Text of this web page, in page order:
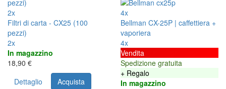
2x
Filtri di carta - CX25 (100
pezzi)
2x
In magazzino
18,90 €
Dettaglio
Acquista
4x
Bellman CX-25P | caffettiera +
vaporiera
4x
Vendita
Spedizione gratuita
+ Regalo
In magazzino